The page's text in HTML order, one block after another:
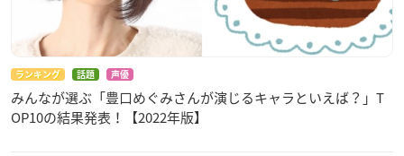
ランキング 話題 声優
みんなが選ぶ「豊口めぐみさんが演じるキャラといえば？」T
OP10の結果発表！【2022年版】